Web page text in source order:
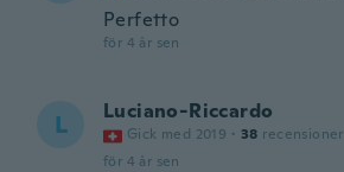
Perfetto
för 4 år sen
L Luciano-Riccardo
Gick med 2019 · 38 recensioner
för 4 år sen